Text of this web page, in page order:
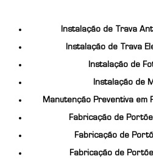
Instalação de Trava
Instalação de Trava
Instalação de
Instalação de
Manutenção Preventiva em
Fabricação de
Fabricação de
Fabricação de